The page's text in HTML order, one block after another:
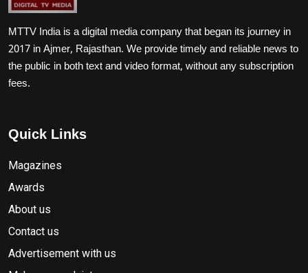
MTTV India is a digital media company that began its journey in
2017 in Ajmer, Rajasthan. We provide timely and reliable news to
the public in both text and video format, without any subscription
fees.
Quick Links
Magazines
Awards
About us
Contact us
Advertisement with us